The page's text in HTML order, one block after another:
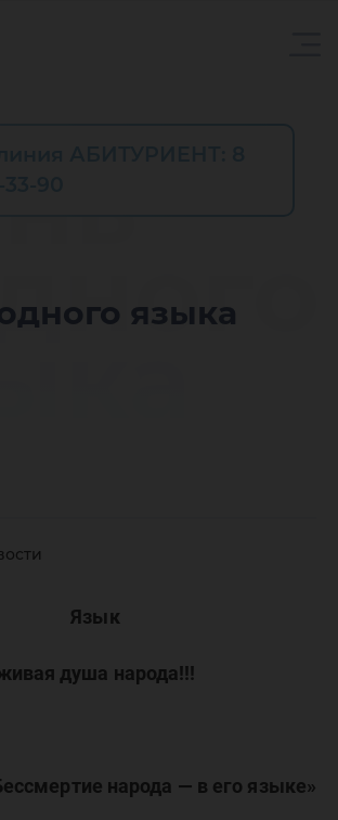
языка
Язык
душа народа!!!
народа — в его языке»